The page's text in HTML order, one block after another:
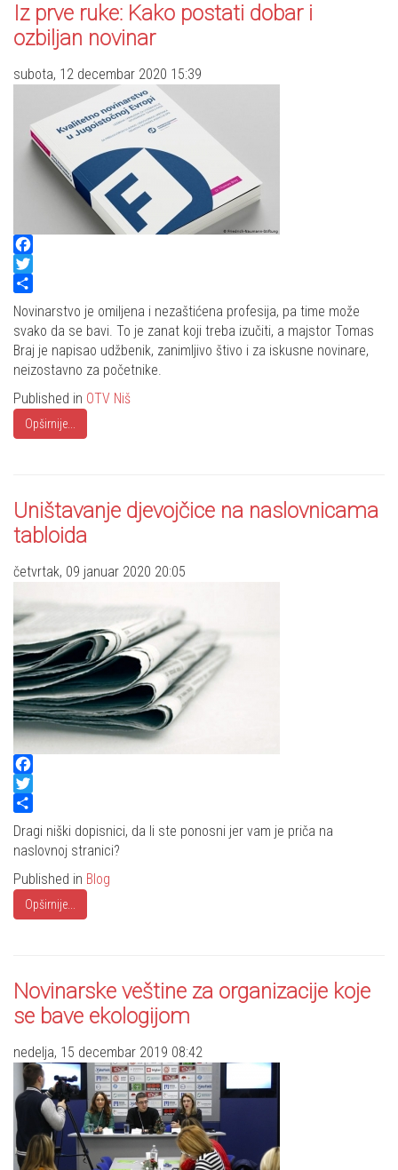
Iz prve ruke: Kako postati dobar i
ozbiljan novinar
subota, 12 decembar 2020 15:39
Facebook
Twitter
Share
Novinarstvo je omiljena i nezaštićena profesija, pa time može
svako da se bavi. To je zanat koji treba izučiti, a majstor Tomas
Braj je napisao udžbenik, zanimljivo štivo i za iskusne novinare,
neizostavno za početnike.
Published in OTV Niš
Opširnije...
Uništavanje djevojčice na naslovnicama
tabloida
četvrtak, 09 januar 2020 20:05
Facebook
Twitter
Share
Dragi niški dopisnici, da li ste ponosni jer vam je priča na
naslovnoj stranici?
Published in Blog
Opširnije...
Novinarske veštine za organizacije koje
se bave ekologijom
nedelja, 15 decembar 2019 08:42